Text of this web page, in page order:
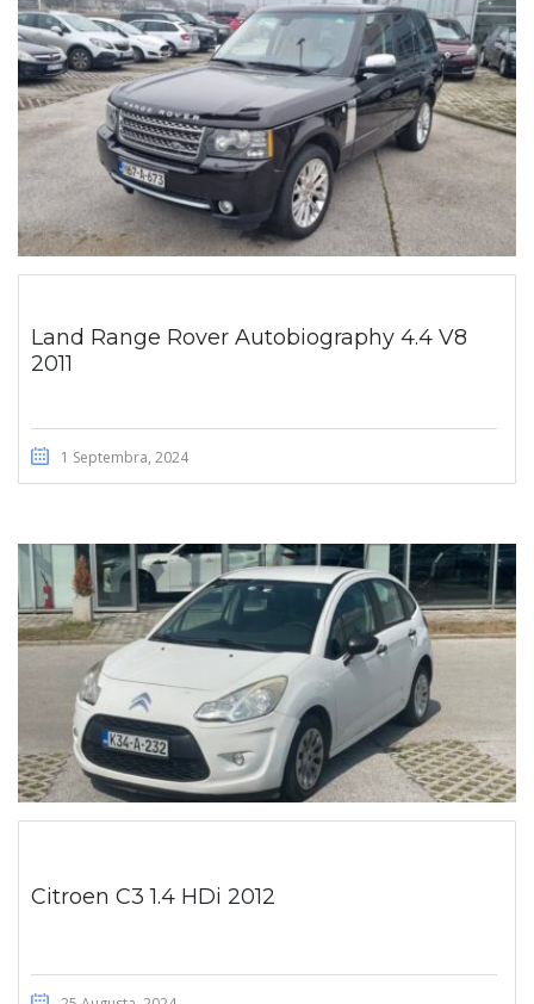
Land Range Rover Autobiography 4.4 V8
2011
1 Septembra, 2024
Citroen C3 1.4 HDi 2012